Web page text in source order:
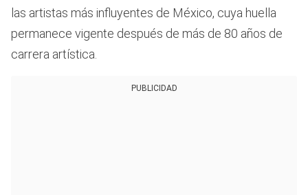
las artistas más influyentes de México, cuya huella
permanece vigente después de más de 80 años de
carrera artística.
PUBLICIDAD